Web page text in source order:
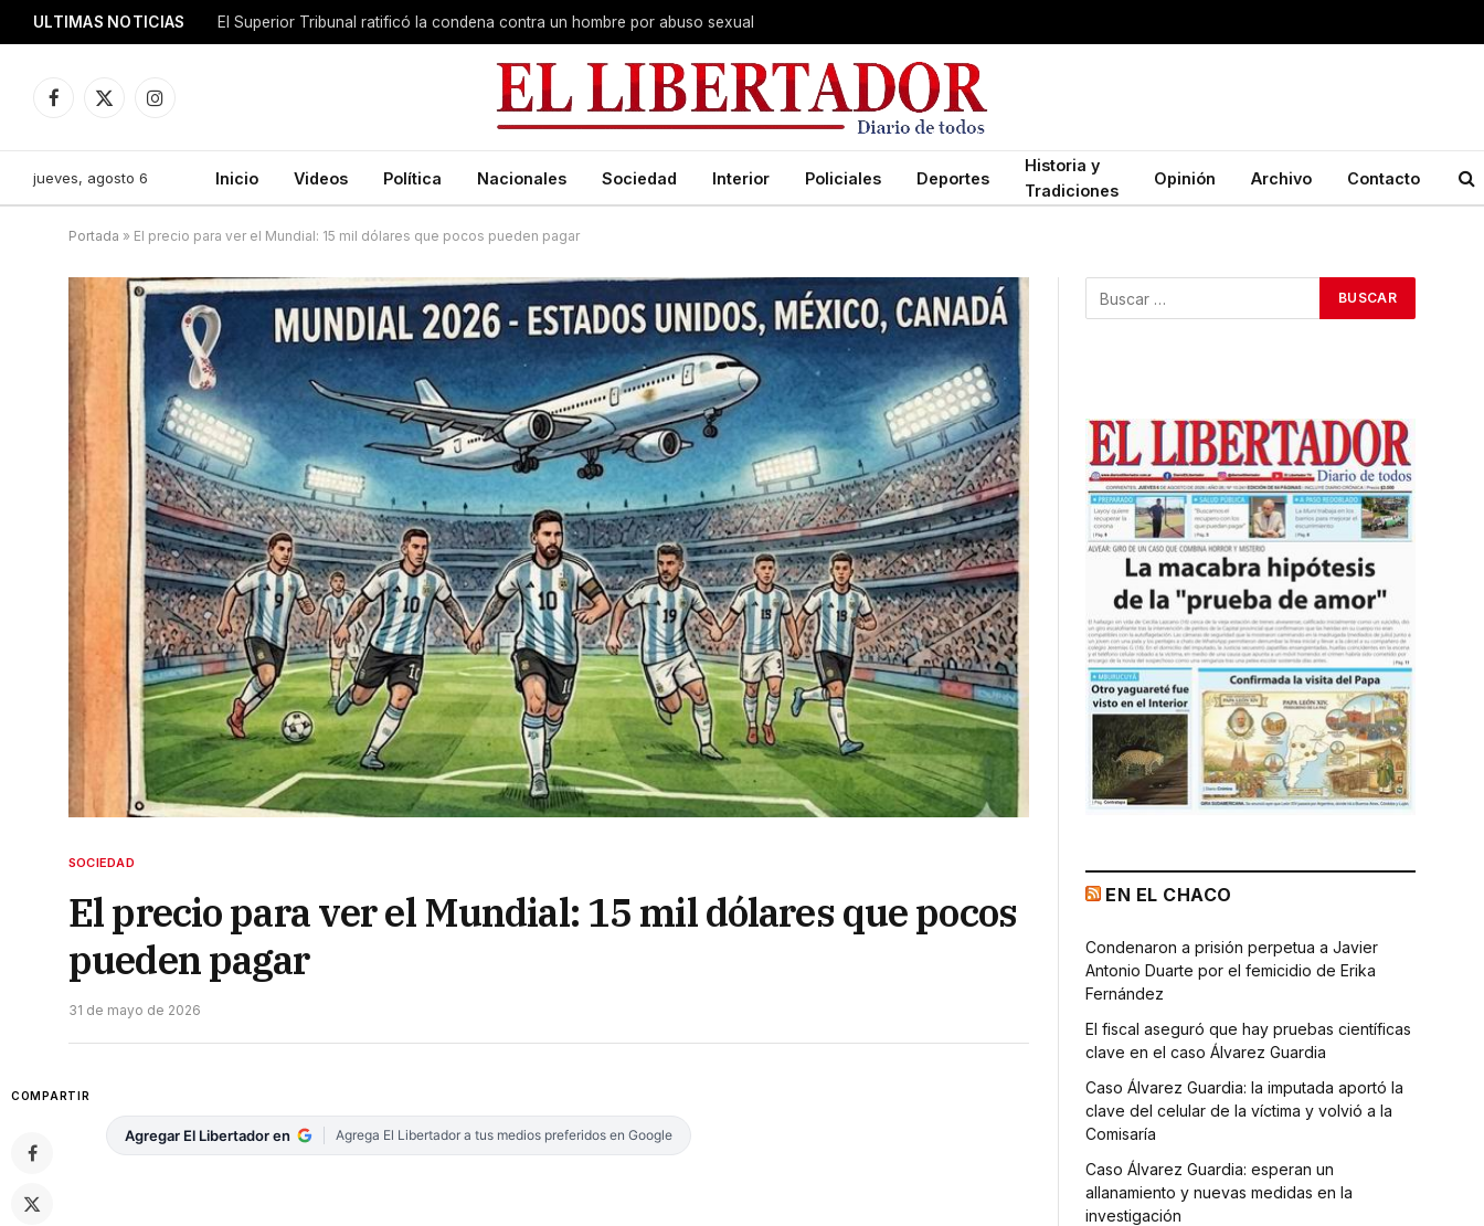
ULTIMAS NOTICIAS El Superior Tribunal ratificó la condena contra un hombre por abuso sexual
Facebook
X
Instagram
jueves, agosto 6 Inicio Videos Política Nacionales Sociedad Interior Policiales Deportes
Historia y
Tradiciones
Opinión Archivo Contacto
Portada » El precio para ver el Mundial: 15 mil dólares que pocos pueden pagar
SOCIEDAD
El precio para ver el Mundial: 15 mil dólares que pocos
pueden pagar
31 de mayo de 2026
COMPARTIR
Agregar El Libertador en Agrega El Libertador a tus medios preferidos en Google
EN EL CHACO
Condenaron a prisión perpetua a Javier
Antonio Duarte por el femicidio de Erika
Fernández
El fiscal aseguró que hay pruebas científicas
clave en el caso Álvarez Guardia
Caso Álvarez Guardia: la imputada aportó la
clave del celular de la víctima y volvió a la
Comisaría
Caso Álvarez Guardia: esperan un
allanamiento y nuevas medidas en la
investigación